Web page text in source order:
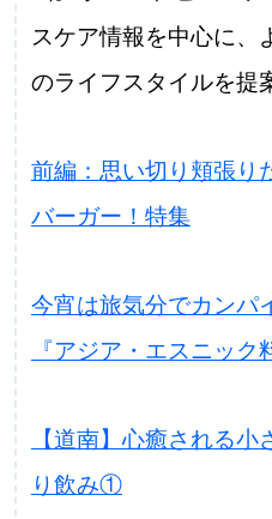
スケア情報を中心に、
のライフスタイルを提
前編：思い切り頬張り
バーガー！特集
今宵は旅気分でカンパ
『アジア・エスニック
【道南】心癒される
り飲み①